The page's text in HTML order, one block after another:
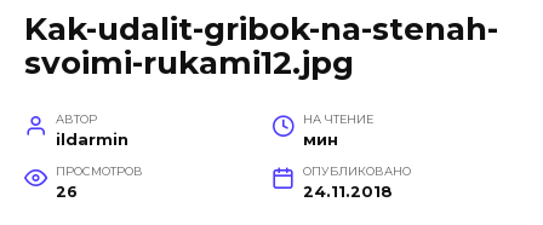
Kak-udalit-gribok-na-stenah-
svoimi-rukami12.jpg
АВТОР
ildarmin
НА ЧТЕНИЕ
мин
ПРОСМОТРОВ
26
ОПУБЛИКОВАНО
24.11.2018